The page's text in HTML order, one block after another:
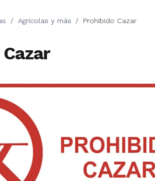
/ Agrícolas y más / Prohibido Cazar